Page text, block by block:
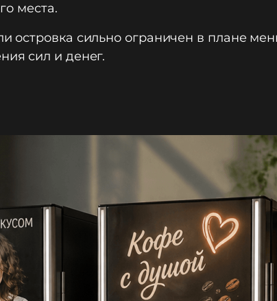
места.
островка сильно ограничен в плане
сил и денег.